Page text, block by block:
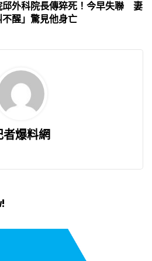
邱外科院長傳猝死！今早失聯 妻
醒」驚見他身亡
者爆料網